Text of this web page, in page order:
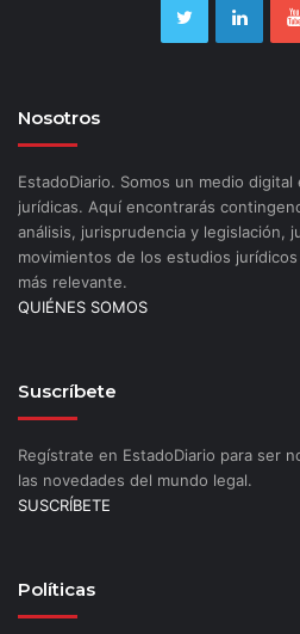
Nosotros
EstadoDiario. Somos un medio
jurídicas. Aquí encontrarás
análisis, jurisprudencia y legislación,
movimientos de los estudios
más relevante.
QUIÉNES SOMOS
Suscríbete
Regístrate en EstadoDiario para ser
las novedades del mundo legal.
SUSCRÍBETE
Políticas